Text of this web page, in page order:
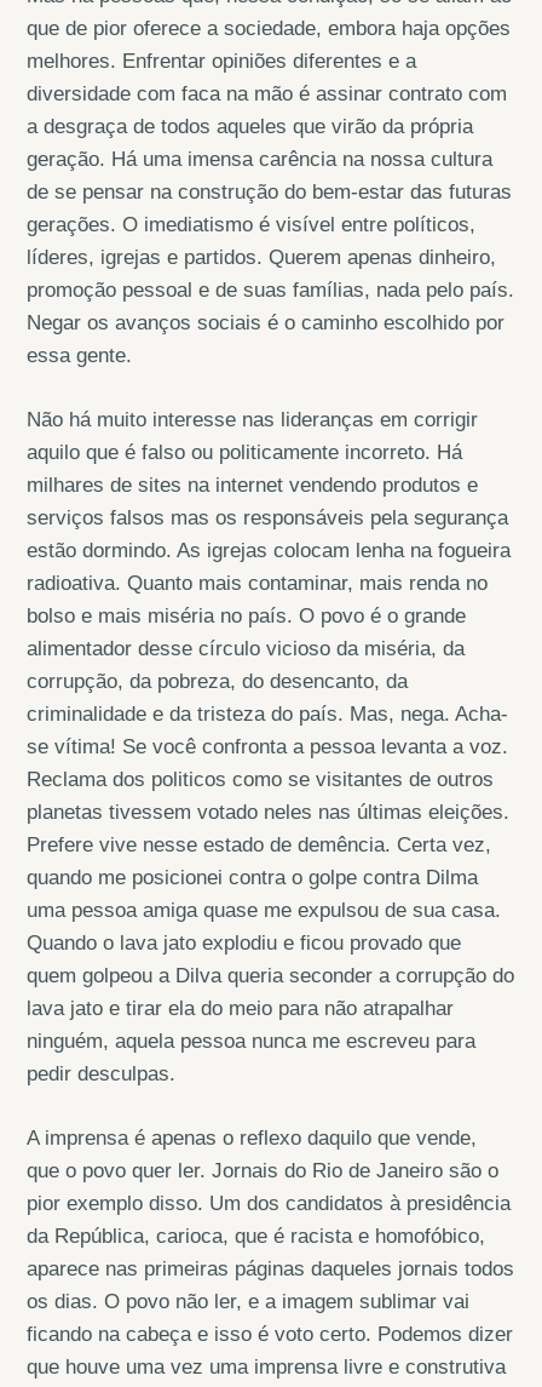
que de pior oferece a sociedade, embora haja opções
melhores. Enfrentar opiniões diferentes e a
diversidade com faca na mão é assinar contrato com
a desgraça de todos aqueles que virão da própria
geração. Há uma imensa carência na nossa cultura
de se pensar na construção do bem-estar das futuras
gerações. O imediatismo é visível entre políticos,
líderes, igrejas e partidos. Querem apenas dinheiro,
promoção pessoal e de suas famílias, nada pelo país.
Negar os avanços sociais é o caminho escolhido por
essa gente.
Não há muito interesse nas lideranças em corrigir
aquilo que é falso ou politicamente incorreto. Há
milhares de sites na internet vendendo produtos e
serviços falsos mas os responsáveis pela segurança
estão dormindo. As igrejas colocam lenha na fogueira
radioativa. Quanto mais contaminar, mais renda no
bolso e mais miséria no país. O povo é o grande
alimentador desse círculo vicioso da miséria, da
corrupção, da pobreza, do desencanto, da
criminalidade e da tristeza do país. Mas, nega. Acha-
se vítima! Se você confronta a pessoa levanta a voz.
Reclama dos politicos como se visitantes de outros
planetas tivessem votado neles nas últimas eleições.
Prefere vive nesse estado de demência. Certa vez,
quando me posicionei contra o golpe contra Dilma
uma pessoa amiga quase me expulsou de sua casa.
Quando o lava jato explodiu e ficou provado que
quem golpeou a Dilva queria seconder a corrupção do
lava jato e tirar ela do meio para não atrapalhar
ninguém, aquela pessoa nunca me escreveu para
pedir desculpas.
A imprensa é apenas o reflexo daquilo que vende,
que o povo quer ler. Jornais do Rio de Janeiro são o
pior exemplo disso. Um dos candidatos à presidência
da República, carioca, que é racista e homofóbico,
aparece nas primeiras páginas daqueles jornais todos
os dias. O povo não ler, e a imagem sublimar vai
ficando na cabeça e isso é voto certo. Podemos dizer
que houve uma vez uma imprensa livre e construtiva